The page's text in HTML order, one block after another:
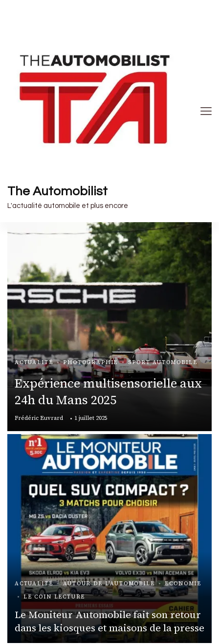
The Automobilist
L'actualité automobile et plus encore
ACTUALITÉ PHOTOGRAPHIE SPORT AUTOMOBILE
Expérience multisensorielle aux
24h du Mans 2025
Frédéric Euvrard 1 juillet 2025
ACTUALITÉ AUTOUR DE L'AUTOMOBILE
ECONOMIE
LE COIN LECTURE
Le Moniteur Automobile fait son retour
dans les kiosques et maisons de la presse